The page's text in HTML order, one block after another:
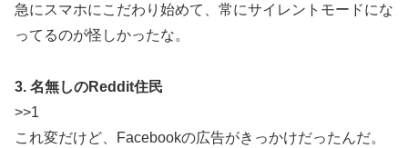
急にスマホにこだわり始めて、常にサイレントモードにな
ってるのが怪しかったな。
3. 名無しのReddit住民
>>1
これ変だけど、Facebookの広告がきっかけだったんだ。